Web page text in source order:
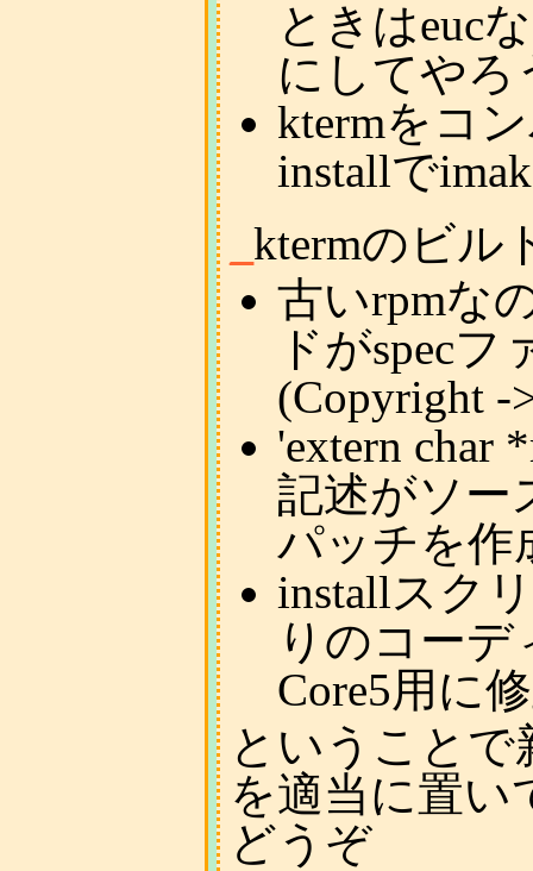
ときはeuc
にしてやろ
ktermをコ
installで
_ktermのビル
古いrpmな
ドがspec
(Copyright -
'extern char
記述がソー
パッチを作
installスク
りのコーデ
Core5用に
ということで
を適当に置い
どうぞ